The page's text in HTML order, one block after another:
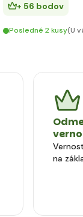
+ 56 bodov
Posledné 2 kusy(U
na